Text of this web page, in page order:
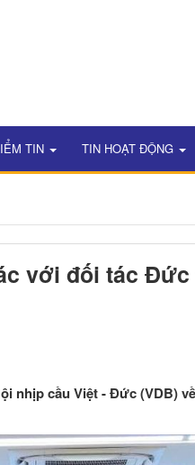
TIN TIN HOẠT ĐỘNG
với đối tác Đức
nhịp cầu Việt - Đức (VDB)